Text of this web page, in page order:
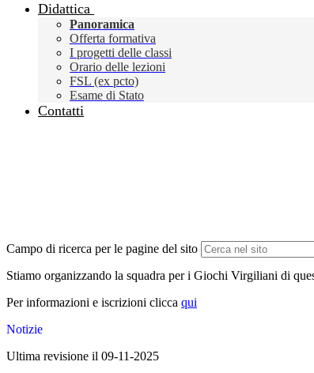
Didattica
Panoramica
Offerta formativa
I progetti delle classi
Orario delle lezioni
FSL (ex pcto)
Esame di Stato
Contatti
Campo di ricerca per le pagine del sito
Stiamo organizzando la squadra per i Giochi Virgiliani di
Per informazioni e iscrizioni clicca qui
Notizie
Ultima revisione il 09-11-2025